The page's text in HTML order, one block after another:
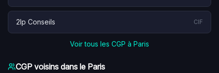
2lp Conseils CIF
Voir tous les CGP à Paris
CGP voisins dans le Paris